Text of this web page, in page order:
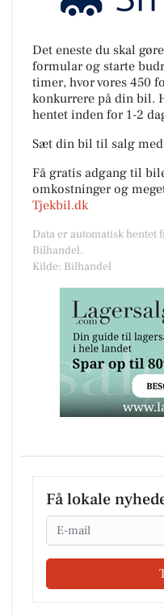
Det eneste du skal
formular og starte
timer, hvor vores 450
konkurrere på din bil.
hentet inden for 1-2
Sæt din bil til salg med
Få gratis adgang til
omkostninger og
Tjekbil.dk
Data er automatisk
Bilhandel.
Kilde: Bilhandel
Få lokale
Email